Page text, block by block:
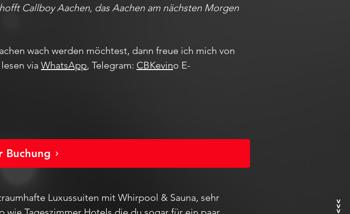
Callboy Aachen, das Aachen am nächsten Morgen
wach werden möchtest, dann freue ich mich von
via WhatsApp, Telegram: CBKevino E-
Buchung
Luxussuiten mit Whirpool & Sauna, sehr